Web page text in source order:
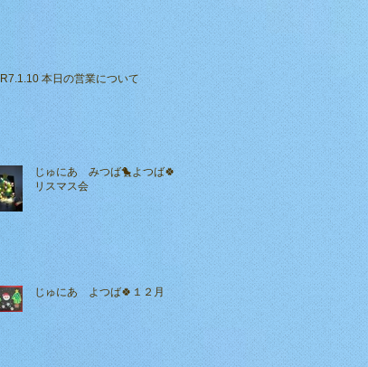
R7.1.10 本日の営業について
じゅにあ みつば🐤よつば🍀ク
リスマス会
じゅにあ よつば🍀１２月